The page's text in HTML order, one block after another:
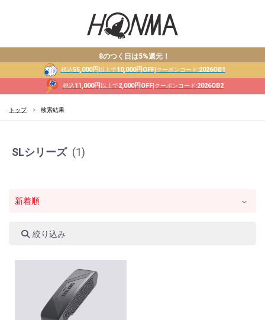
8のつく日は5%還元！
税込55,000円 以上で10,000円OFF|クーポンコード:2026OB1
税込11,000円 以上で2,000円OFF|クーポンコード:2026OB2
トップ 検索結果
SLシリーズ (1)
絞り込み